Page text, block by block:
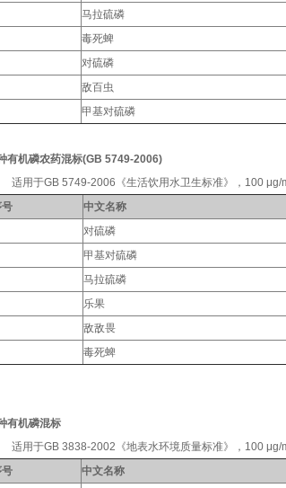
马拉硫磷
毒死蜱
对硫磷
敌百虫
甲基对硫磷
有机磷农药混标(GB 5749-2006)
用于GB 5749-2006《生活饮用水卫生标准》，100 μg/
号
中文名称
对硫磷
甲基对硫磷
马拉硫磷
乐果
敌敌畏
毒死蜱
有机磷混标
用于GB 3838-2002《地表水环境质量标准》，100 μg/
号
中文名称